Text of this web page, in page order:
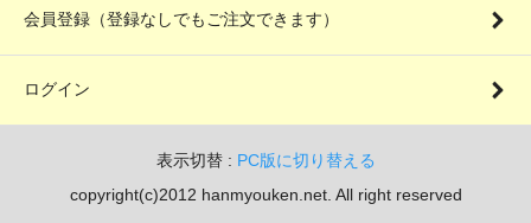
会員登録（登録なしでもご注文できます）
ログイン
表示切替 : PC版に切り替える
copyright(c)2012 hanmyouken.net. All right reserved